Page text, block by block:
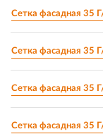
Сетка фасадная 35
Сетка фасадная 35
Сетка фасадная 35
Сетка фасадная 35